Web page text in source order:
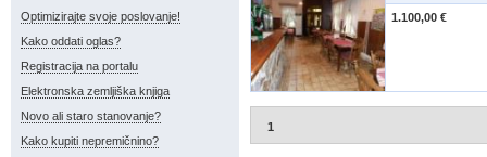
Optimizirajte svoje poslovanje!
Kako oddati oglas?
Registracija na portalu
Elektronska zemljiška knjiga
Novo ali staro stanovanje?
Kako kupiti nepremičnino?
1.100,00 €
1